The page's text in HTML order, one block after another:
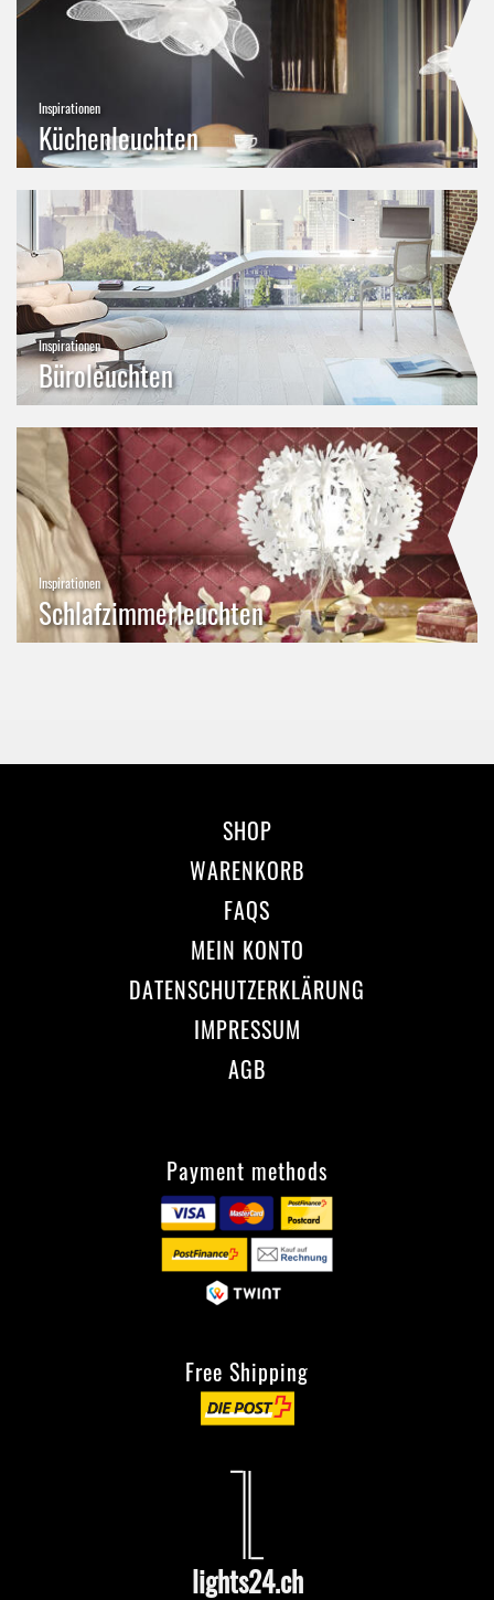
Inspirationen
Küchenleuchten
Inspirationen
Büroleuchten
Inspirationen
Schlafzimmerleuchten
SHOP
WARENKORB
FAQS
MEIN KONTO
DATENSCHUTZERKLÄRUNG
IMPRESSUM
AGB
Payment methods
Free Shipping
lights24.ch